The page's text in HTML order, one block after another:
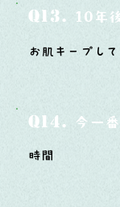
Q13. 10年
お肌キープして
Q14. 今一
時間